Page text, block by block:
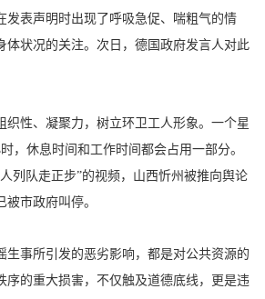
发表声明时出现了呼吸急促、喘粗气的情
体状况的关注。次日，德国政府发言人对此
织性、凝聚力，树立环卫工人形象。一个星
，休息时间和工作时间都会占用一部分。
列队走正步”的视频，山西忻州被推向舆论
市政府叫停。
生事所引发的恶劣影响，都是对公共资源的
序的重大损害，不仅触及道德底线，更是违